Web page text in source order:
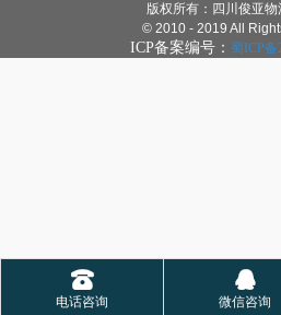
版权所有：四川俊亚物
© 2010 - 2019 All
ICP备案编号： 蜀ICP备
󰇯
电话咨询
󰇇
微信咨询